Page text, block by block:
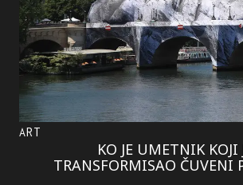
ART
KO JE UMETNIK KOJI
TRANSFORMISAO ČUVENI